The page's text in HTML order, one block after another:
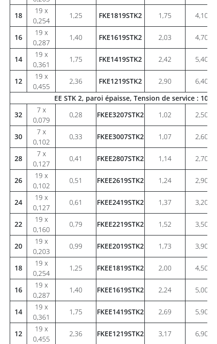
18
19 x
0,254
1,25 FKE1819STK2 1,75 4,10
16
19 x
0,287
1,40 FKE1619STK2 2,03 4,70
14
19 x
0,361
1,75 FKE1419STK2 2,42 5,40
12
19 x
0,455
2,36 FKE1219STK2 2,90
6,40
EE STK 2, paroi épaisse, Tension de service :
32
7 x
0,079
0,28 FKEE3207STK2 1,02 2,50
30
7 x
0,102
0,33 FKEE3007STK2 1,07 2,60
28
7 x
0,127
0,41 FKEE2807STK2 1,14 2,70
26
19 x
0,102
0,51 FKEE2619STK2 1,24 2,90
24
19 x
0,127
0,61 FKEE2419STK2 1,37 3,20
22
19 x
0,160
0,79 FKEE2219STK2 1,52 3,50
20
19 x
0,203
0,99 FKEE2019STK2 1,73 3,90
18
19 x
0,254
1,25 FKEE1819STK2 2,00 4,50
16
19 x
0,287
1,40 FKEE1619STK2 2,24 5,00
14
19 x
0,361
1,75 FKEE1419STK2 2,69 5,90
12
19 x
0,455
2,36 FKEE1219STK2 3,17 6,90